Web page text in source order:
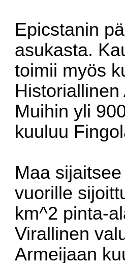
Epicstanin
asukasta.
toimii myös
Muihin yli
kuuluu
Maa
vuorille
km^2 pinta-
Virallinen
Armeijaan